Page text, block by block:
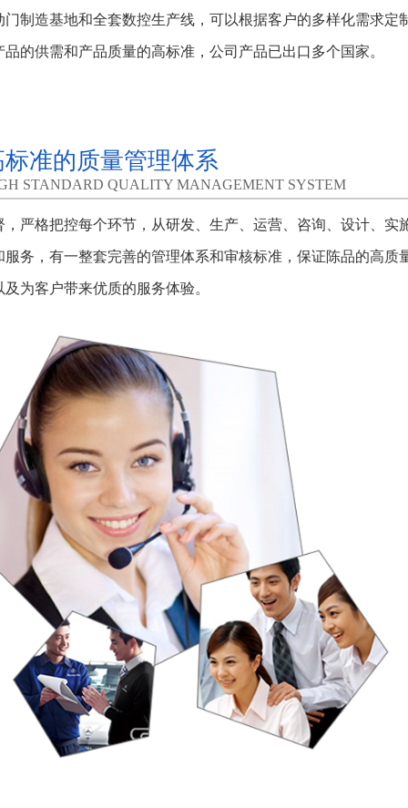
门制造基地和全套数控生产线，可以根据客户的多样化需求定
的供需和产品质量的高标准，公司产品已出口多个国家。
标准的质量管理体系
STANDARD QUALITY MANAGEMENT SYSTEM
，严格把控每个环节，从研发、生产、运营、咨询、设计、实
服务，有一整套完善的管理体系和审核标准，保证陈品的高质
为客户带来优质的服务体验。